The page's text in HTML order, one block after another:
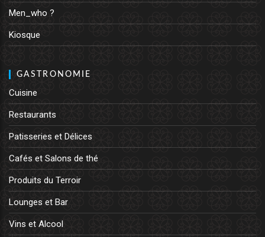
Men_who ?
Kiosque
GASTRONOMIE
Cuisine
Restaurants
Patisseries et Délices
Cafés et Salons de thé
Produits du Terroir
Lounges et Bar
Vins et Alcool